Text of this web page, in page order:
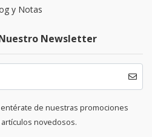
y Notas
Newsletter
de nuestras promociones
artículos novedosos.